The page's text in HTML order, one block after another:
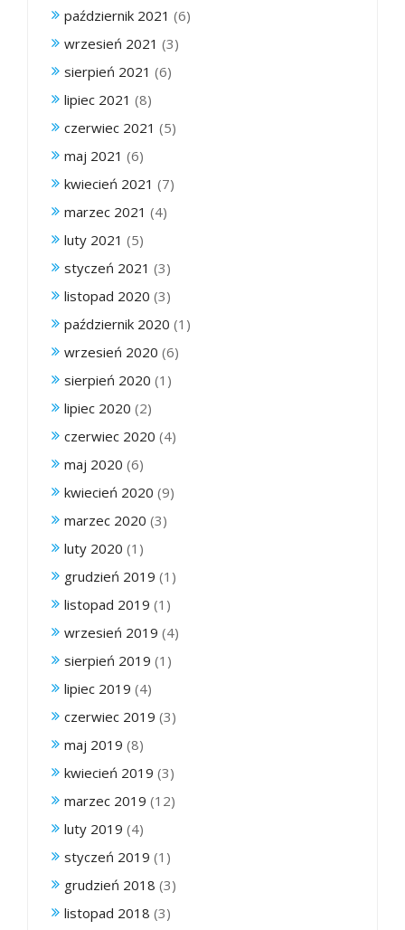
październik 2021 (6)
wrzesień 2021 (3)
sierpień 2021 (6)
lipiec 2021 (8)
czerwiec 2021 (5)
maj 2021 (6)
kwiecień 2021 (7)
marzec 2021 (4)
luty 2021 (5)
styczeń 2021 (3)
listopad 2020 (3)
październik 2020 (1)
wrzesień 2020 (6)
sierpień 2020 (1)
lipiec 2020 (2)
czerwiec 2020 (4)
maj 2020 (6)
kwiecień 2020 (9)
marzec 2020 (3)
luty 2020 (1)
grudzień 2019 (1)
listopad 2019 (1)
wrzesień 2019 (4)
sierpień 2019 (1)
lipiec 2019 (4)
czerwiec 2019 (3)
maj 2019 (8)
kwiecień 2019 (3)
marzec 2019 (12)
luty 2019 (4)
styczeń 2019 (1)
grudzień 2018 (3)
listopad 2018 (3)